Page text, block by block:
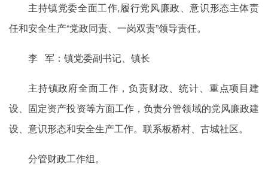
主持镇党委全面工作,履行党风廉政、意识形态主体责
任和安全生产“党政同责、一岗双责”领导责任。
李 军：镇党委副书记、镇长
主持镇政府全面工作，负责财政、统计、重点项目建
设、固定资产投资等方面工作，负责分管领域的党风廉政建
设、意识形态和安全生产工作。联系板桥村、古城社区。
分管财政工作组。